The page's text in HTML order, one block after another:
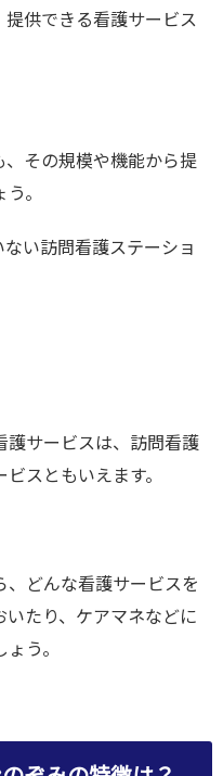
提供できる看護サービス
その規模や機能から提
。
ない訪問看護ステーショ
護サービスは、訪問看護
スともいえます。
、どんな看護サービスを
たり、ケアマネなどに
う。